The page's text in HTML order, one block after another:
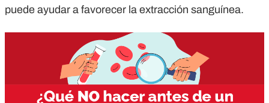
puede ayudar a favorecer la extracción sanguínea.